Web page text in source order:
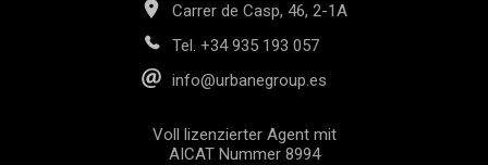
Carrer de Casp, 46, 2-1A
Tel. +34 935 193 057
info@urbanegroup.es
Voll lizenzierter Agent mit
AICAT Nummer 8994